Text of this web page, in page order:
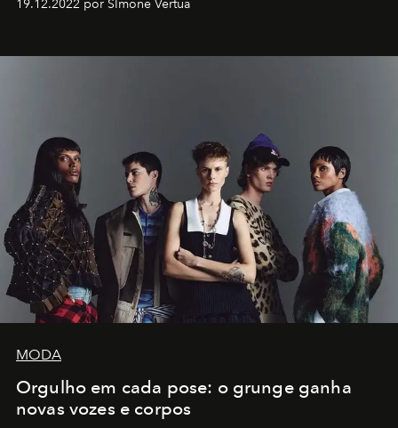
19.12.2022 por SImone Vertua
MODA
Orgulho em cada pose: o grunge ganha
novas vozes e corpos